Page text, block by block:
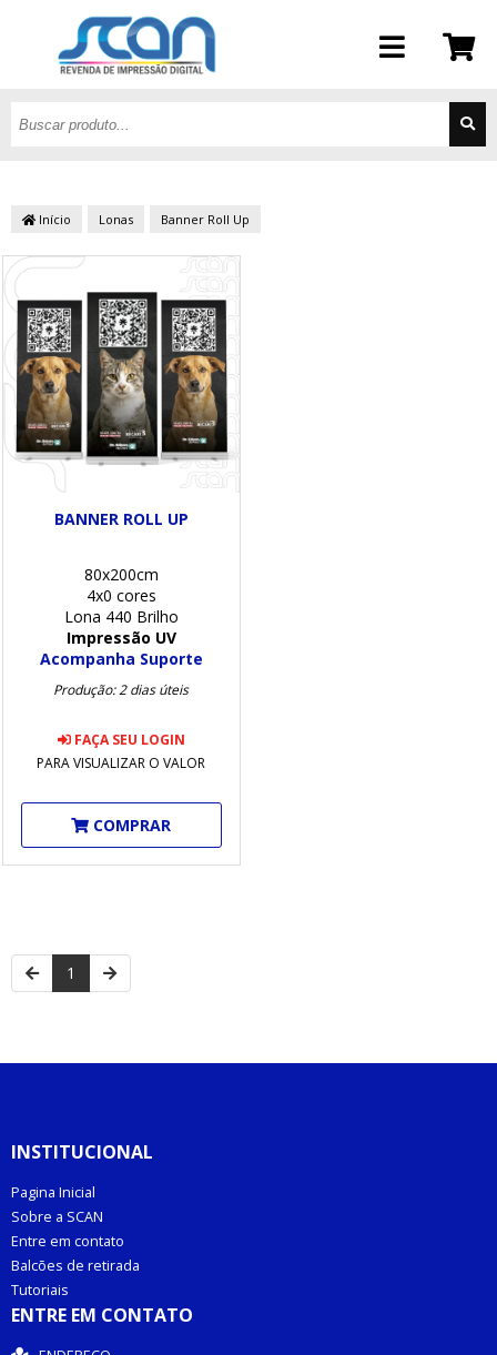
Início Lonas Banner Roll Up
BANNER ROLL UP
80x200cm
4x0 cores
Lona 440 Brilho
Impressão UV
Acompanha Suporte
Produção: 2 dias úteis
FAÇA SEU LOGIN
PARA VISUALIZAR O VALOR
COMPRAR
1
INSTITUCIONAL
Pagina Inicial
Sobre a SCAN
Entre em contato
Balcões de retirada
Tutoriais
ENTRE EM CONTATO